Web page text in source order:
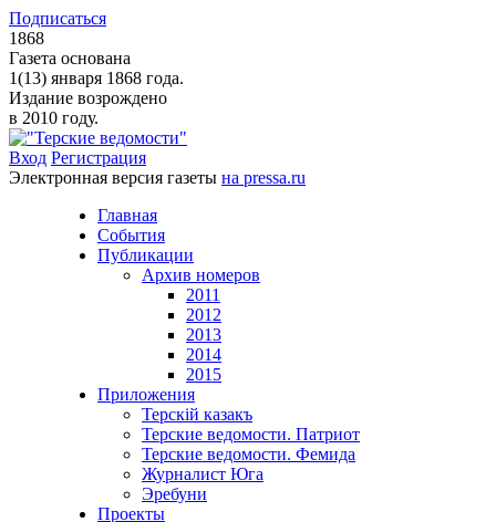
Подписаться
1868
Газета основана
1(13) января 1868 года.
Издание возрождено
в 2010 году.
Вход Регистрация
Электронная версия газеты на pressa.ru
Главная
События
Публикации
Архив номеров
2011
2012
2013
2014
2015
Приложения
Терскiй казакъ
Терские ведомости. Патриот
Терские ведомости. Фемида
Журналист Юга
Эребуни
Проекты